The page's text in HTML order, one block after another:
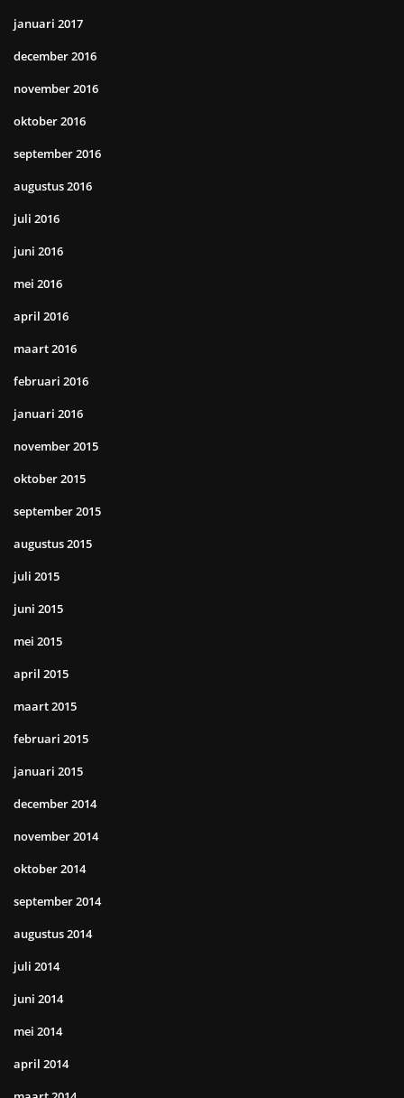
januari 2017
december 2016
november 2016
oktober 2016
september 2016
augustus 2016
juli 2016
juni 2016
mei 2016
april 2016
maart 2016
februari 2016
januari 2016
november 2015
oktober 2015
september 2015
augustus 2015
juli 2015
juni 2015
mei 2015
april 2015
maart 2015
februari 2015
januari 2015
december 2014
november 2014
oktober 2014
september 2014
augustus 2014
juli 2014
juni 2014
mei 2014
april 2014